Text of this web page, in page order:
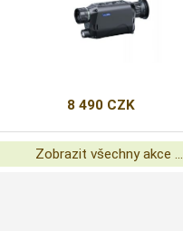
8 490 CZK
Zobrazit všechny akce ...